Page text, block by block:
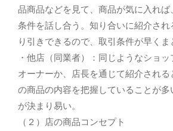
品商品などを見て、商品が気に入れば
条件を話し合う。知り合いに紹介され
り引きできるので、取引条件が早くま
・他店（同業者）：同じようなショ
オーナーか、店長を通じて紹介され
の商品の内容を把握していることが多
が決まり易い。
（２）店の商品コンセプト